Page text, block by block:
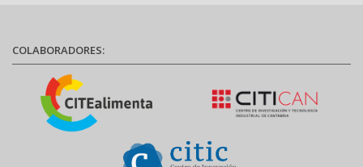
COLABORADORES: